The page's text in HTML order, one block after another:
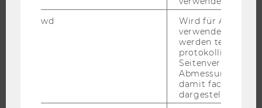
WIRTSCHAFT UND GESELLSCHAFT
wd
Wird für Analyse-
verwendet. Unter
werden
protokolliert (z.B.
Seitenverhältnis
Abmessungen
damit facebook
dargestellt